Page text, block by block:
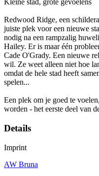
Kleine stad, grote gevoelens
Redwood Ridge, een
juiste plek voor een nieuwe
nodig na een rampzalig
Hailey. Er is maar één
Cade O'Grady. Een nieuwe
wil. Ze weet alleen niet hoe
omdat de hele stad heeft
spelen...
Een plek om je goed te
worden - het eerste deel van
Details
Imprint
AW Bruna